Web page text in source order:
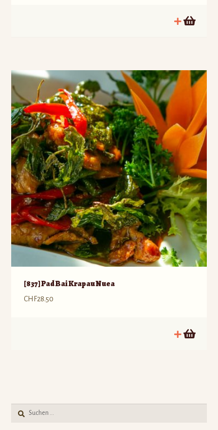
[837] Pad Bai Krapau Nuea
CHF28.50
Suche
nach: